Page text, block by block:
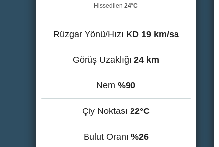
Hissedilen24°C
Rüzgar Yönü/Hızı KD 19 km/sa
Görüş Uzaklığı24 km
Nem%90
Çiy Noktası22°C
Bulut Oranı %26